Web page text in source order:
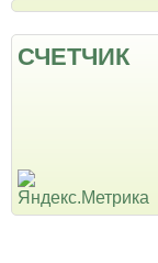
СЧЕТЧИК